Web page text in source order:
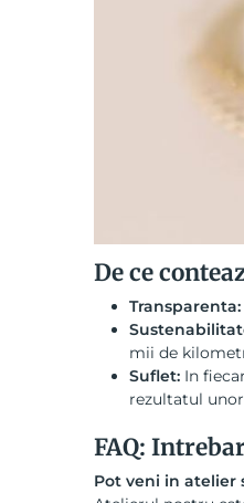
De ce
Transparenta:
mii de
Suflet: In
rezultatul
FAQ:
Pot veni in atelier